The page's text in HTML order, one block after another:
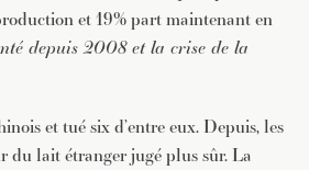
et 19% part maintenant en
depuis 2008 et la crise de la
et tué six d’entre eux. Depuis, les
du lait étranger jugé plus sûr. La